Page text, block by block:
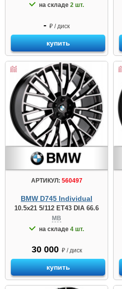
на складе 2 шт.
- ₽ / диск
купить
АРТИКУЛ: 560497
BMW D745 Individual
10.5x21 5/112 ET43 DIA 66.6
MB
на складе 4 шт.
30 000 ₽ / диск
купить